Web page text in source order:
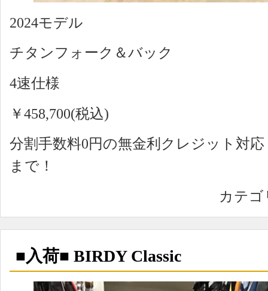
2024モデル
チタンフォーク＆バック
4速仕様
￥458,700(税込)
分割手数料0円の無金利クレジット対
まで！
カテゴ
■入荷■ BIRDY Classic